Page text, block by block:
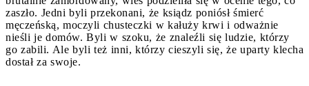
zaszło. Jedni byli przekonani, że ksiądz poniósł śmierć
męczeńską, moczyli chusteczki w kałuży krwi i odważnie
nieśli je domów. Byli w szoku, że znaleźli się ludzie, którzy
go zabili. Ale byli też inni, którzy cieszyli się, że uparty klecha
dostał za swoje.